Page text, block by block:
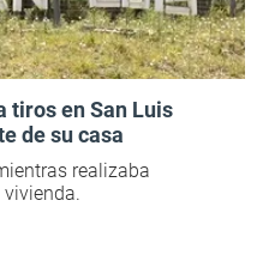
tiros en San Luis
de su casa
realizaba
vivienda.